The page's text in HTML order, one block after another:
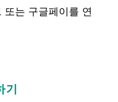
또는 구글페이를 연